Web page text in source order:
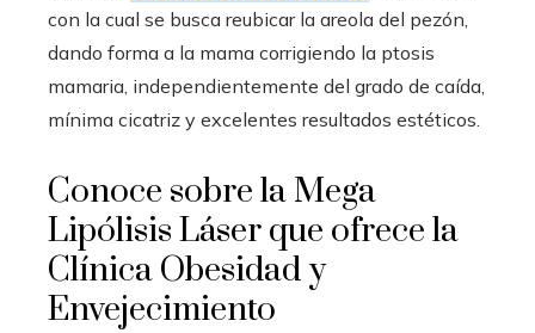
con la cual se busca reubicar la areola del pezón,
dando forma a la mama corrigiendo la ptosis
mamaria, independientemente del grado de caída,
mínima cicatriz y excelentes resultados estéticos.
Conoce sobre la Mega
Lipólisis Láser que ofrece la
Clínica Obesidad y
Envejecimiento